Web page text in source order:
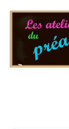
contenu